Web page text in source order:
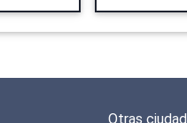
Otras